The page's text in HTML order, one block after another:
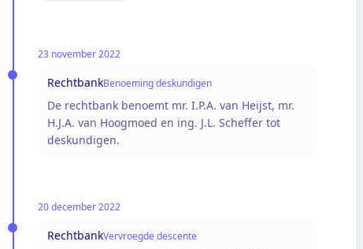
23 november 2022
RechtbankBenoeming deskundigen
De rechtbank benoemt mr. I.P.A. van Heijst, mr.
H.J.A. van Hoogmoed en ing. J.L. Scheffer tot
deskundigen.
20 december 2022
RechtbankVervroegde descente